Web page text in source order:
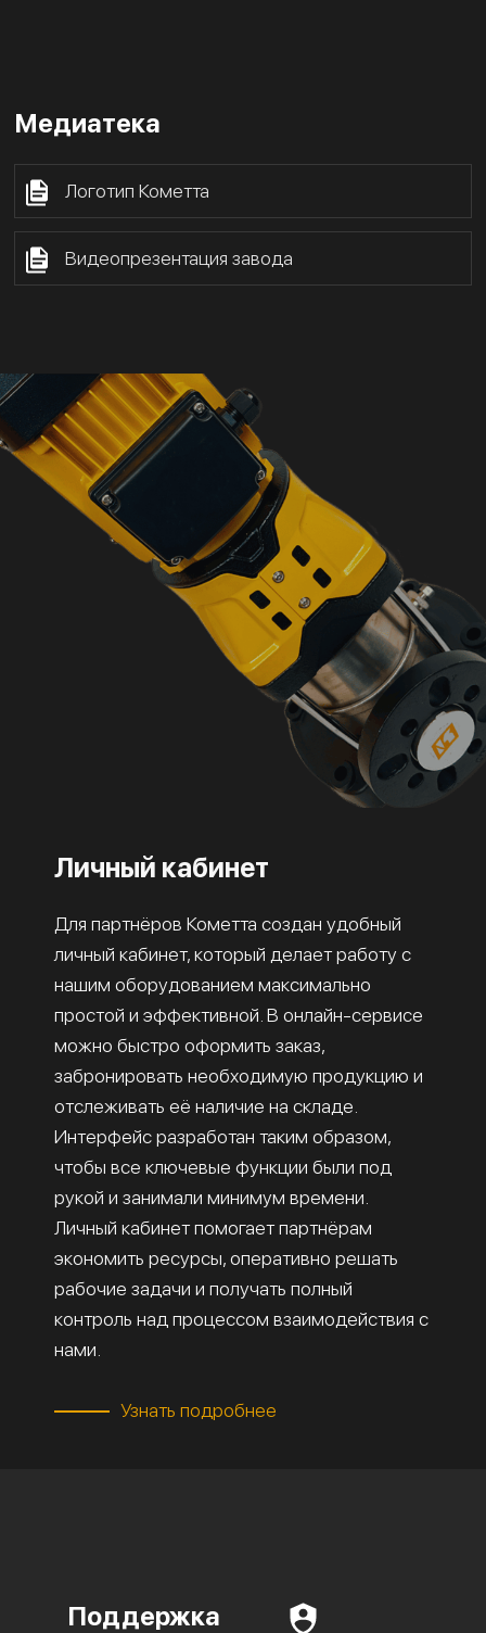
Медиатека
Логотип Кометта
Видеопрезентация завода
Личный кабинет
Для партнёров Кометта создан удобный
личный кабинет, который делает работу с
нашим оборудованием максимально
простой и эффективной. В онлайн-сервисе
можно быстро оформить заказ,
забронировать необходимую продукцию и
отслеживать её наличие на складе.
Интерфейс разработан таким образом,
чтобы все ключевые функции были под
рукой и занимали минимум времени.
Личный кабинет помогает партнёрам
экономить ресурсы, оперативно решать
рабочие задачи и получать полный
контроль над процессом взаимодействия с
нами.
Узнать подробнее
Поддержка